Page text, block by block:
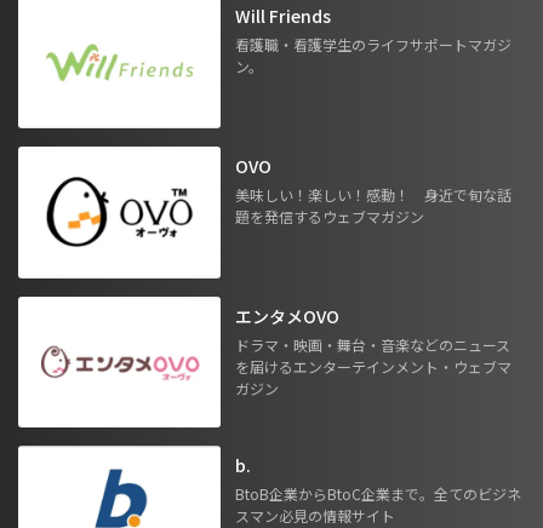
Will Friends
看護職・看護学生のライフサポートマガジ
ン。
OVO
美味しい！楽しい！感動！ 身近で旬な話
題を発信するウェブマガジン
エンタメOVO
ドラマ・映画・舞台・音楽などのニュース
を届けるエンターテインメント・ウェブマ
ガジン
b.
BtoB企業からBtoC企業まで。全てのビジネ
スマン必見の情報サイト